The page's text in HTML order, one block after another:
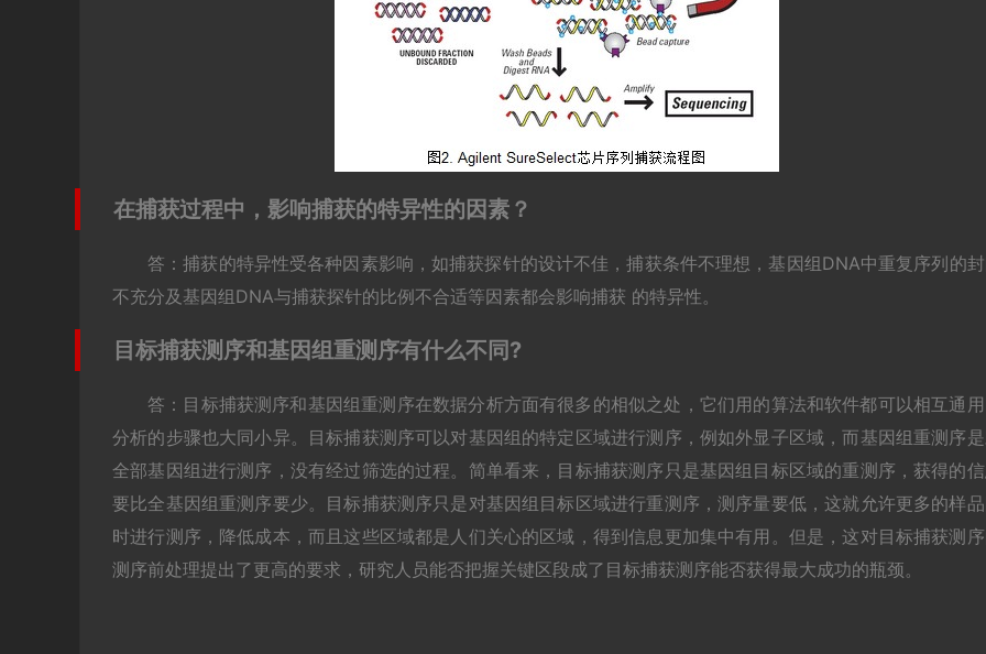
在捕获过程中，影响捕获的特异性的因素？
答：捕获的特异性受各种因素影响，如捕获探针的设计不佳，捕获条件不理想，基因组DNA中重复序列的
不充分及基因组DNA与捕获探针的比例不合适等因素都会影响捕获 的特异性。
目标捕获测序和基因组重测序有什么不同?
答：目标捕获测序和基因组重测序在数据分析方面有很多的相似之处，它们用的算法和软件都可以相互通用
分析的步骤也大同小异。目标捕获测序可以对基因组的特定区域进行测序，例如外显子区域，而基因组重测序
全部基因组进行测序，没有经过筛选的过程。简单看来，目标捕获测序只是基因组目标区域的重测序，获得的
要比全基因组重测序要少。目标捕获测序只是对基因组目标区域进行重测序，测序量要低，这就允许更多的样
时进行测序，降低成本，而且这些区域都是人们关心的区域，得到信息更加集中有用。但是，这对目标捕获测
测序前处理提出了更高的要求，研究人员能否把握关键区段成了目标捕获测序能否获得最大成功的瓶颈。